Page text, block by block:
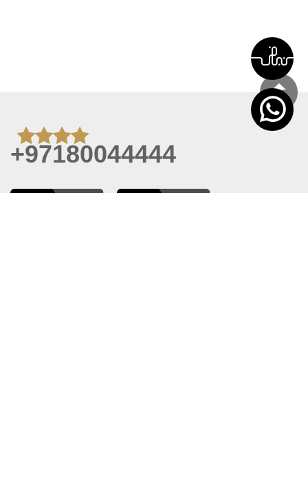
+97180044444